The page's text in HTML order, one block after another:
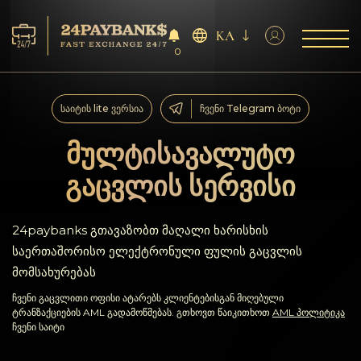
მომსახურება
რეზერვები
პარტნიორებს
გამოხმაურებები
წესები
AML/CFT
0
KA
მულტისავალუტო
გაცვლის სერვისი
საიტის lite ვერსია ჩვენი Telegram ბოტი
24paybanks გთავაზობთ მაღალი ხარისხის
საერთაშორისო ელექტრონული ფულის გაცვლის
მომსახურებას
ჩვენი გაცვლითი ოფისი ატარებს კლიენტებისგან მიღებული
ტრანზაქციების AML გადამოწმებას. გთხოვთ წაიკითხოთ AML პოლიტიკა
ჩვენი საიტი